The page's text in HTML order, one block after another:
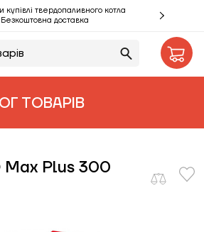
купівлі твердопаливного котла
Безкоштовна доставка
ТОВАРІВ
Max Plus 300